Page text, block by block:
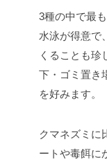
3種の中で最
水泳が得意で
くることも珍
下・ゴミ置き
を好みます。
クマネズミに
ートや毒餌に